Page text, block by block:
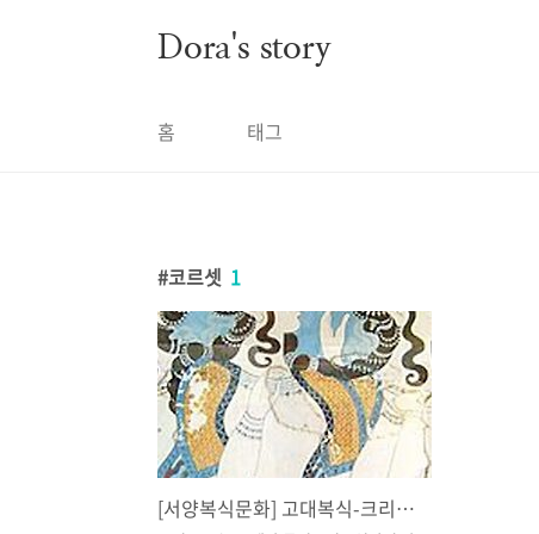
Dora's story
홈 태그
코르셋 1
[서양복식문화] 고대복식-크리트의 복식